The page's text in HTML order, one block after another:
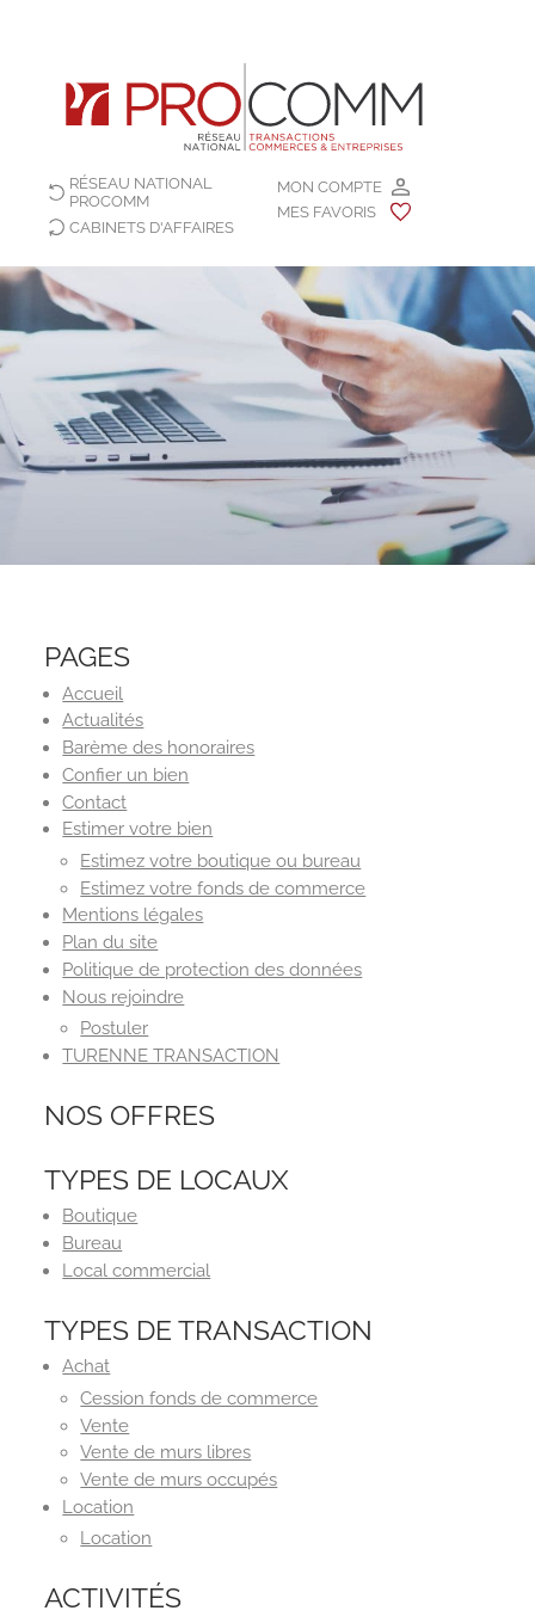
MON COMPTE
MES FAVORIS
RÉSEAU NATIONAL
PROCOMM
CABINETS D'AFFAIRES
PAGES
Accueil
Actualités
Barème des honoraires
Confier un bien
Contact
Estimer votre bien
Estimez votre boutique ou bureau
Estimez votre fonds de commerce
Mentions légales
Plan du site
Politique de protection des données
Nous rejoindre
Postuler
TURENNE TRANSACTION
NOS OFFRES
TYPES DE LOCAUX
Boutique
Bureau
Local commercial
TYPES DE TRANSACTION
Achat
Cession fonds de commerce
Vente
Vente de murs libres
Vente de murs occupés
Location
Location
ACTIVITÉS